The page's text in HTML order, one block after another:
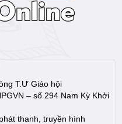
T.Ư Giáo hội
– số 294 Nam Kỳ Khởi
thanh, truyền hình